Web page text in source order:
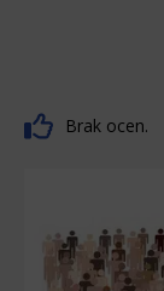
Brak ocen.